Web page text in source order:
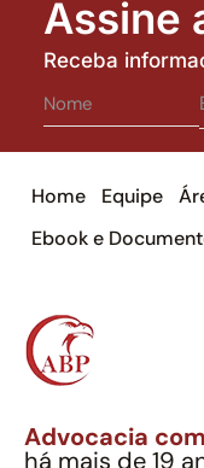
Assine
Receba
Home Equipe
Ebook e
Advocacia
há mais de 19